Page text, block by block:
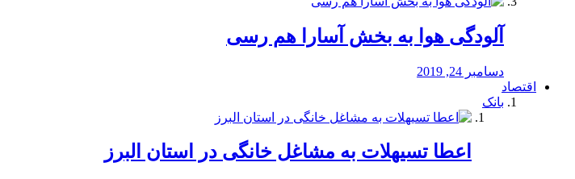
آلودگی هوا به بخش آسارا هم رسی
دسامبر 24, 2019
اقتصاد
بانک
️اعطا تسیهلات به مشاغل خانگی در استان البرز